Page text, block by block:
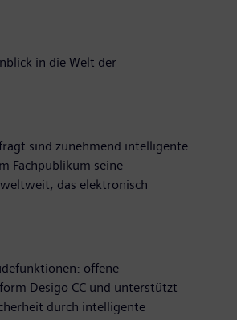
in die Welt der
sind zunehmend intelligente
Fachpublikum seine
das elektronisch
offene
Desigo CC und unterstützt
durch intelligente